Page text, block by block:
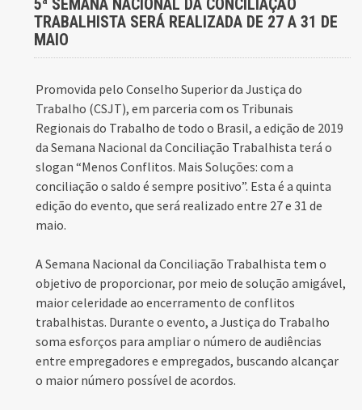
5ª SEMANA NACIONAL DA CONCILIAÇÃO
TRABALHISTA SERÁ REALIZADA DE 27 A 31 DE
MAIO
Promovida pelo Conselho Superior da Justiça do
Trabalho (CSJT), em parceria com os Tribunais
Regionais do Trabalho de todo o Brasil, a edição de 2019
da Semana Nacional da Conciliação Trabalhista terá o
slogan “Menos Conflitos. Mais Soluções: com a
conciliação o saldo é sempre positivo”. Esta é a quinta
edição do evento, que será realizado entre 27 e 31 de
maio.
A Semana Nacional da Conciliação Trabalhista tem o
objetivo de proporcionar, por meio de solução amigável,
maior celeridade ao encerramento de conflitos
trabalhistas. Durante o evento, a Justiça do Trabalho
soma esforços para ampliar o número de audiências
entre empregadores e empregados, buscando alcançar
o maior número possível de acordos.